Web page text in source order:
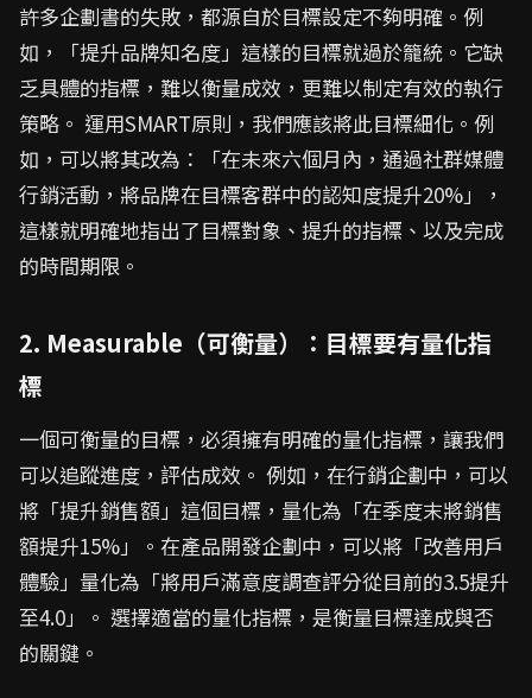
許多企劃書的失敗，都源自於目標設定不夠明確。例
如，「提升品牌知名度」這樣的目標就過於籠統。它缺
乏具體的指標，難以衡量成效，更難以制定有效的執行
策略。 運用SMART原則，我們應該將此目標細化。例
如，可以將其改為：「在未來六個月內，通過社群媒體
行銷活動，將品牌在目標客群中的認知度提升20%」，
這樣就明確地指出了目標對象、提升的指標、以及完成
的時間期限。
2. Measurable（可衡量）：目標要有量化指
標
一個可衡量的目標，必須擁有明確的量化指標，讓我們
可以追蹤進度，評估成效。 例如，在行銷企劃中，可以
將「提升銷售額」這個目標，量化為「在季度末將銷售
額提升15%」。在產品開發企劃中，可以將「改善用戶
體驗」量化為「將用戶滿意度調查評分從目前的3.5提升
至4.0」。 選擇適當的量化指標，是衡量目標達成與否
的關鍵。